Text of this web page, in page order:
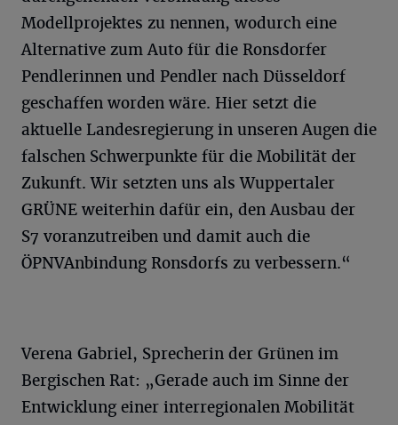
Modellprojektes zu nennen, wodurch eine
Alternative zum Auto für die Ronsdorfer
Pendlerinnen und Pendler nach Düsseldorf
geschaffen worden wäre. Hier setzt die
aktuelle Landesregierung in unseren Augen die
falschen Schwerpunkte für die Mobilität der
Zukunft. Wir setzten uns als Wuppertaler
GRÜNE weiterhin dafür ein, den Ausbau der
S7 voranzutreiben und damit auch die
ÖPNVAnbindung Ronsdorfs zu verbessern.“
Verena Gabriel, Sprecherin der Grünen im
Bergischen Rat: „Gerade auch im Sinne der
Entwicklung einer interregionalen Mobilität